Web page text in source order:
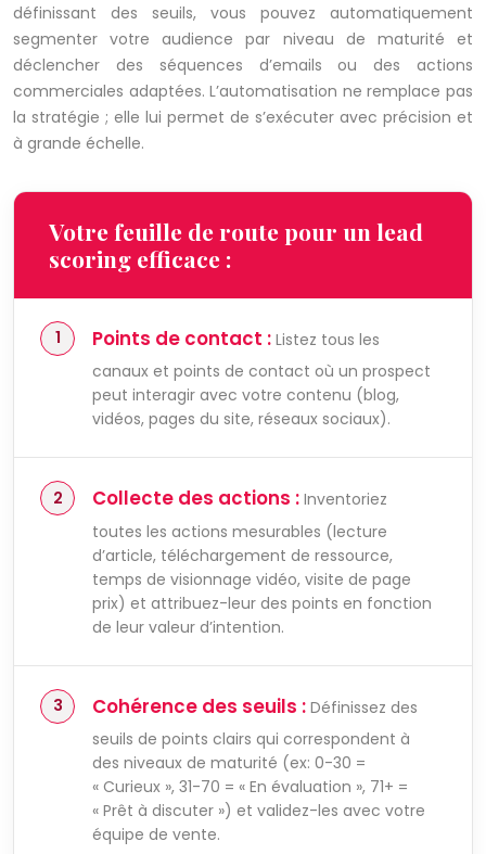
définissant des seuils, vous pouvez automatiquement
segmenter votre audience par niveau de maturité et
déclencher des séquences d’emails ou des actions
commerciales adaptées. L’automatisation ne remplace pas
la stratégie ; elle lui permet de s’exécuter avec précision et
à grande échelle.
Votre feuille de route pour un lead
scoring efficace :
Points de contact : Listez tous les
canaux et points de contact où un prospect
peut interagir avec votre contenu (blog,
vidéos, pages du site, réseaux sociaux).
Collecte des actions : Inventoriez
toutes les actions mesurables (lecture
d’article, téléchargement de ressource,
temps de visionnage vidéo, visite de page
prix) et attribuez-leur des points en fonction
de leur valeur d’intention.
Cohérence des seuils : Définissez des
seuils de points clairs qui correspondent à
des niveaux de maturité (ex: 0-30 =
« Curieux », 31-70 = « En évaluation », 71+ =
« Prêt à discuter ») et validez-les avec votre
équipe de vente.